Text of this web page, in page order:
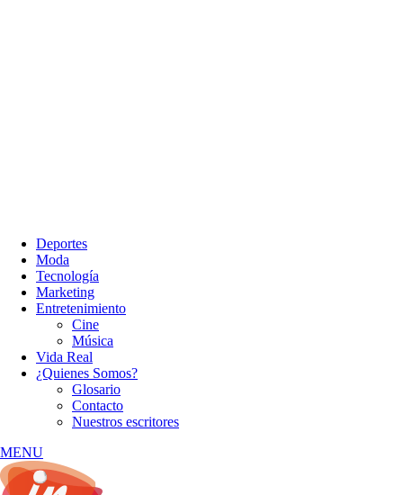
Deportes
Moda
Tecnología
Marketing
Entretenimiento
Cine
Música
Vida Real
¿Quienes Somos?
Glosario
Contacto
Nuestros escritores
MENU